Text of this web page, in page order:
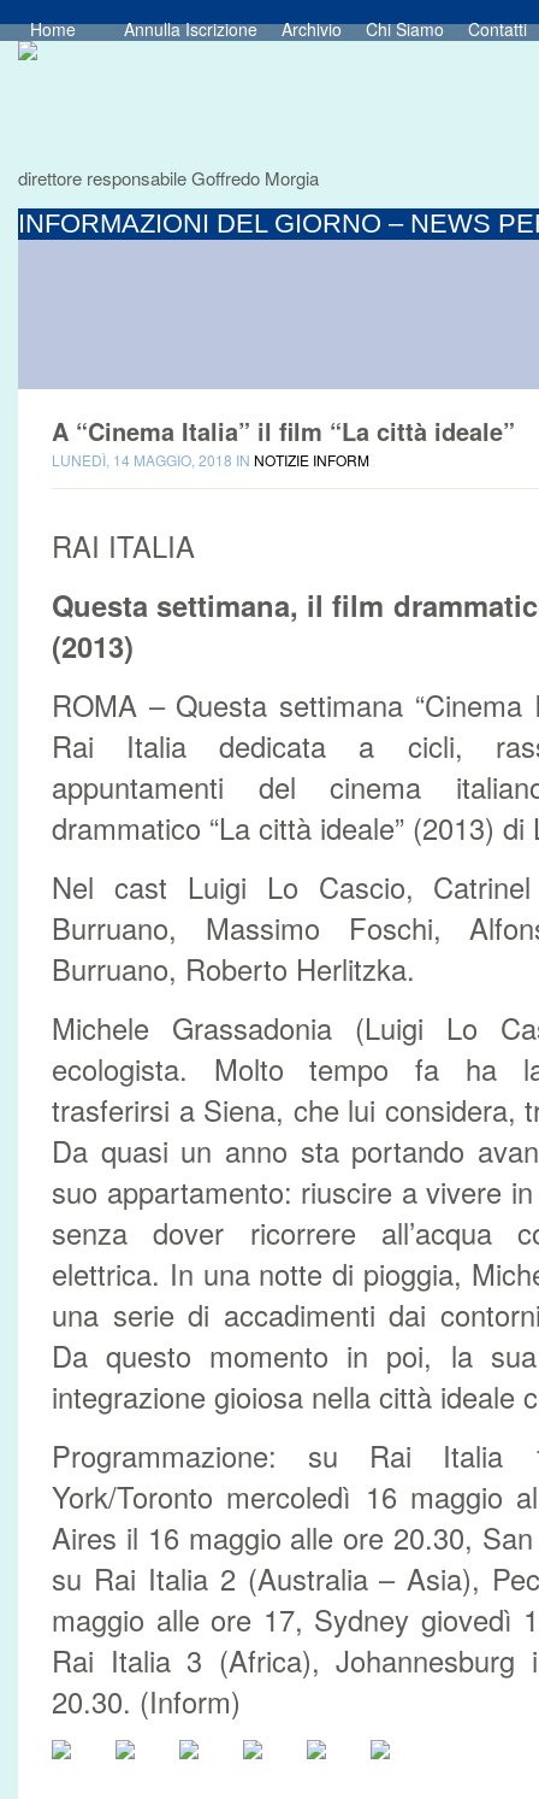
Home Annulla Iscrizione Archivio Chi Siamo Contatti
direttore responsabile Goffredo Morgia
INFORMAZIONI DEL GIORNO – NEWS
A “Cinema Italia” il film “La città ideale”
LUNEDÌ, 14 MAGGIO, 2018 IN NOTIZIE INFORM
RAI ITALIA
Questa settimana, il film
(2013)
ROMA – Questa settimana “Cinema
Rai Italia dedicata a cicli,
appuntamenti del cinema
drammatico “La città ideale” (2013)
Nel cast Luigi Lo Cascio,
Burruano, Massimo Foschi,
Burruano, Roberto Herlitzka.
Michele Grassadonia (Luigi Lo
ecologista. Molto tempo fa ha
trasferirsi a Siena, che lui considera,
Da quasi un anno sta portando
suo appartamento: riuscire a vivere
senza dover ricorrere all’acqua
elettrica. In una notte di pioggia,
una serie di accadimenti dai
Da questo momento in poi, la
integrazione gioiosa nella città ideale
Programmazione: su Rai Italia
York/Toronto mercoledì 16 maggio
Aires il 16 maggio alle ore 20.30,
su Rai Italia 2 (Australia – Asia),
maggio alle ore 17, Sydney giovedì
Rai Italia 3 (Africa),
20.30. (Inform)